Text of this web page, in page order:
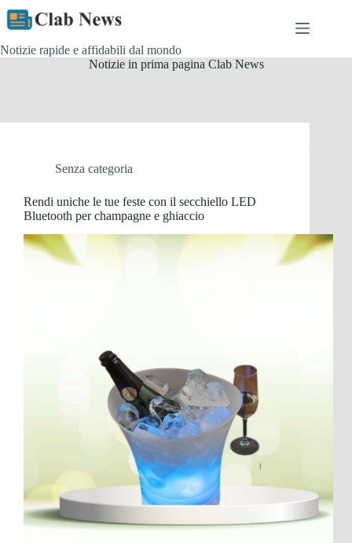
content
Notizie rapide e affidabili dal mondo
Notizie in prima pagina Clab News
Senza categoria
Rendi uniche le tue feste con il secchiello LED
Bluetooth per champagne e ghiaccio